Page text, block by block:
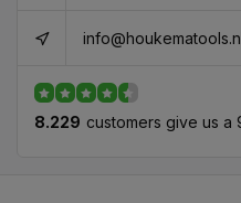
8.229 customers give us a